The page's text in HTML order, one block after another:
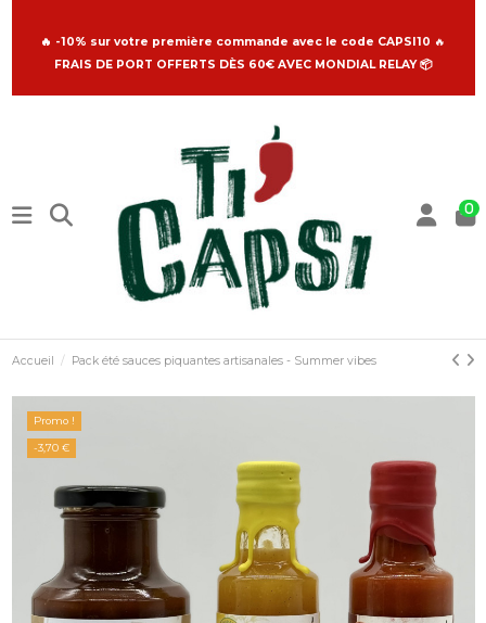
🔥 -10% sur votre première commande avec le code CAPSI10 🔥
FRAIS DE PORT OFFERTS DÈS 60€ AVEC MONDIAL RELAY 📦
0
Accueil Pack été sauces piquantes artisanales - Summer vibes
Promo !
-3,70 €